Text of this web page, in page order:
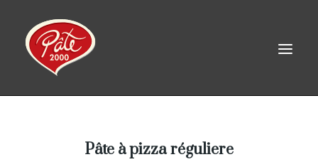
Pâte à pizza réguliere